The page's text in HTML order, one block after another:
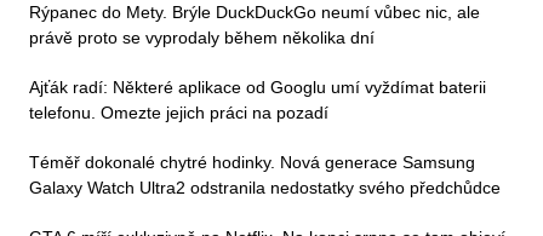
Rýpanec do Mety. Brýle DuckDuckGo neumí vůbec nic, ale
právě proto se vyprodaly během několika dní
Ajťák radí: Některé aplikace od Googlu umí vyždímat baterii
telefonu. Omezte jejich práci na pozadí
Téměř dokonalé chytré hodinky. Nová generace Samsung
Galaxy Watch Ultra2 odstranila nedostatky svého předchůdce